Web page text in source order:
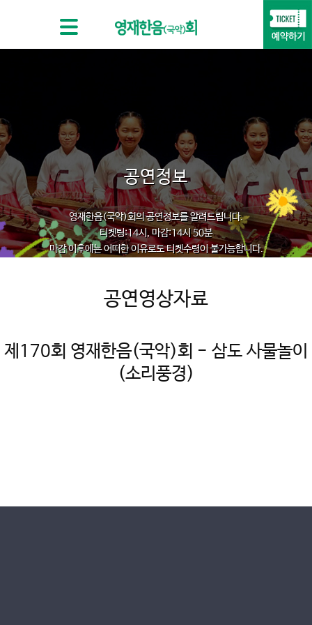
공연정보
영재한음(국악)회의 공연정보를 알려드립니다.
티켓팅:14시, 마감:14시 50분
마감 이후에는 어떠한 이유로도 티켓수령이 불가능합니다.
공연영상자료
제170회 영재한음(국악)회 - 삼도 사물놀이
(소리풍경)